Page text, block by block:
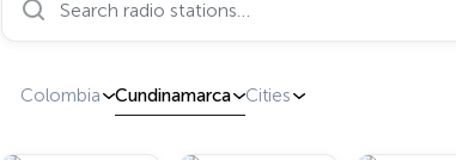
Colombia Cundinamarca Cities